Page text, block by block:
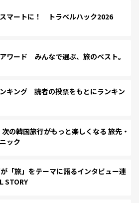
マートに！ トラベルハック2026
ワード みんなで選ぶ、旅のベスト。
キング 読者の投票をもとにランキン
の韓国旅行がもっと楽しくなる 旅先・
ック
「旅」をテーマに語るインタビュー連
STORY